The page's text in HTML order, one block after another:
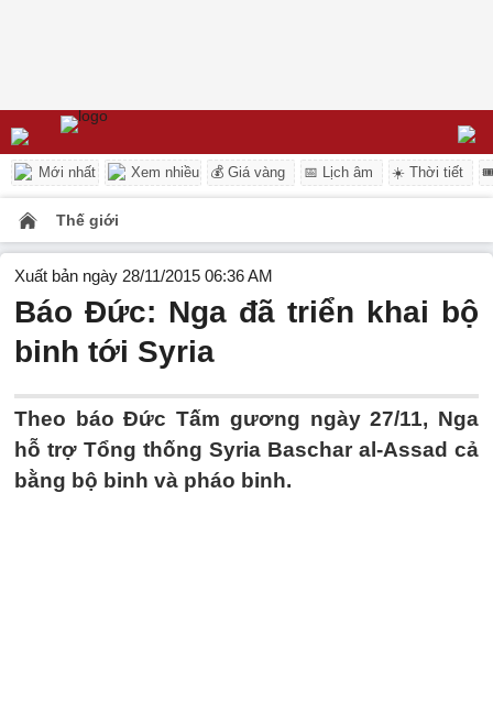
Mới nhất Xem nhiều 💰 Giá vàng 📅 Lịch âm ☀️ Thời tiết
Thế giới
Xuất bản ngày 28/11/2015 06:36 AM
Báo Đức: Nga đã triển khai bộ
binh tới Syria
Theo báo Đức Tấm gương ngày 27/11, Nga
hỗ trợ Tổng thống Syria Baschar al-Assad cả
bằng bộ binh và pháo binh.